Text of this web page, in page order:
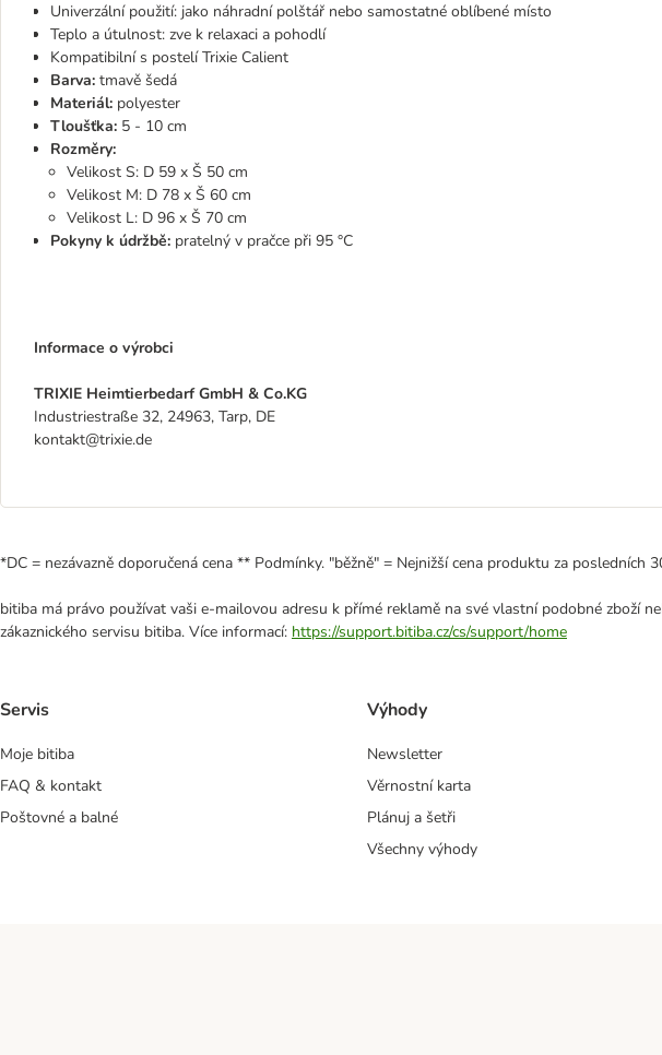
Univerzální použití: jako náhradní polštář nebo samostatné oblíbené místo
Teplo a útulnost: zve k relaxaci a pohodlí
Kompatibilní s postelí Trixie Calient
Barva: tmavě šedá
Materiál: polyester
Tloušťka: 5 - 10 cm
Rozměry:
Velikost S: D 59 x Š 50 cm
Velikost M: D 78 x Š 60 cm
Velikost L: D 96 x Š 70 cm
Pokyny k údržbě: pratelný v pračce při 95 °C
Informace o výrobci
TRIXIE Heimtierbedarf GmbH & Co.KG
Industriestraße 32, 24963, Tarp, DE
kontakt@trixie.de
*DC = nezávazně doporučená cena ** Podmínky. "běžně" = Nejnižší cena produktu za posledních
bitiba má právo používat vaši e-mailovou adresu k přímé reklamě na své vlastní podobné zboží
zákaznického servisu bitiba. Více informací: https://support.bitiba.cz/cs/support/home
Servis
Moje bitiba
FAQ & kontakt
Poštovné a balné
Výhody
Newsletter
Věrnostní karta
Plánuj a šetři
Všechny výhody